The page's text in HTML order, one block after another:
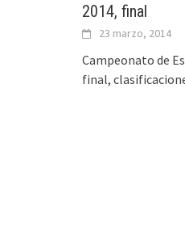
2014, final
23 marzo, 2014
Campeonato de
final,